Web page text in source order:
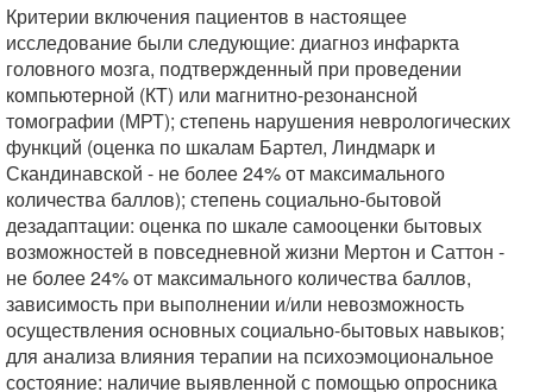
Критерии включения пациентов в настоящее
исследование были следующие: диагноз инфаркта
головного мозга, подтвержденный при проведении
компьютерной (КТ) или магнитно-резонансной
томографии (МРТ); степень нарушения неврологических
функций (оценка по шкалам Бартел, Линдмарк и
Скандинавской - не более 24% от максимального
количества баллов); степень социально-бытовой
дезадаптации: оценка по шкале самооценки бытовых
возможностей в повседневной жизни Мертон и Саттон -
не более 24% от максимального количества баллов,
зависимость при выполнении и/или невозможность
осуществления основных социально-бытовых навыков;
для анализа влияния терапии на психоэмоциональное
состояние: наличие выявленной с помощью опросника